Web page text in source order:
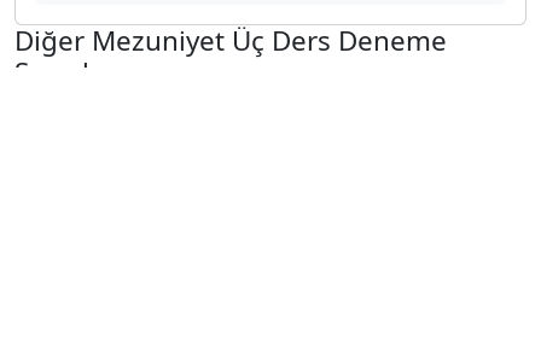
Diğer Mezuniyet Üç Ders Deneme
Sınavları